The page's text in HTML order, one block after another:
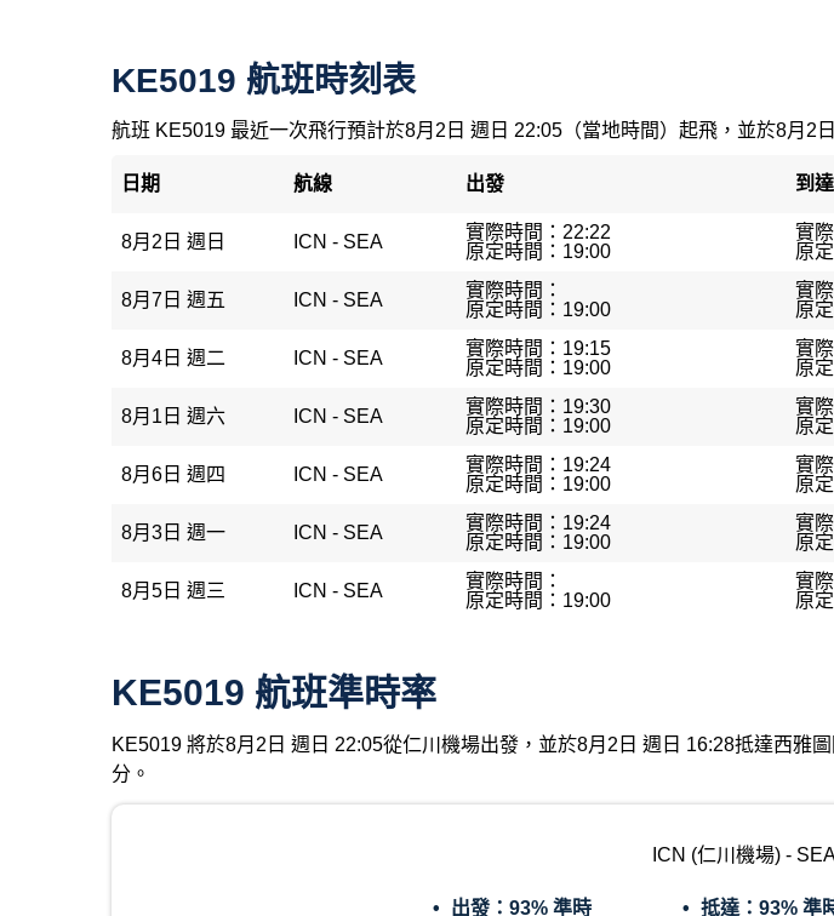
KE5019 航班時刻表
航班 KE5019 最近一次飛行預計於8月2日 週日 22:05（當地時間）起飛，並於8月2
日期 航線 出發 到達
8月2日 週日 ICN - SEA
實際時間：22:22
原定時間：19:00
實
原
8月7日 週五 ICN - SEA
實際時間：
原定時間：19:00
實
原
8月4日 週二 ICN - SEA
實際時間：19:15
原定時間：19:00
實
原
8月1日 週六 ICN - SEA
實際時間：19:30
原定時間：19:00
實
原
8月6日 週四 ICN - SEA
實際時間：19:24
原定時間：19:00
實
原
8月3日 週一 ICN - SEA
實際時間：19:24
原定時間：19:00
實
原
8月5日 週三 ICN - SEA
實際時間：
原定時間：19:00
實
原
KE5019 航班準時率
KE5019 將於8月2日 週日 22:05從仁川機場出發，並於8月2日 週日 16:28抵達西
分。
ICN (仁川機場) -
出發： 93% 準時 抵達： 93% 準